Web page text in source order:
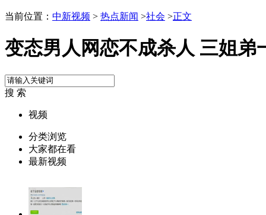
当前位置： 中新视频 > 热点新闻 >社会 >正文
变态男人网恋不成杀人 三姐弟
搜 索
视频
分类浏览
大家都在看
最新视频